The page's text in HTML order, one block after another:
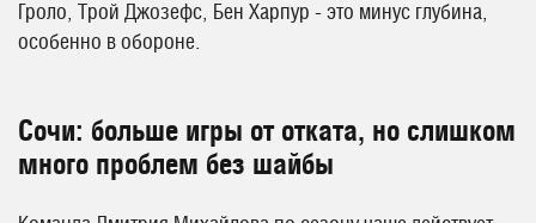
Гроло, Трой Джозефс, Бен Харпур - это минус глубина,
особенно в обороне.
Сочи: больше игры от отката, но слишком
много проблем без шайбы